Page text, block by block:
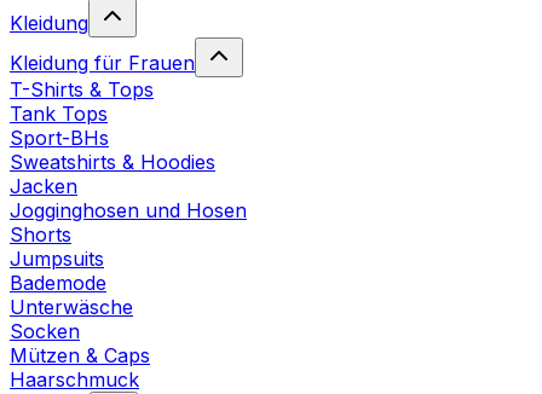
Kleidung
Kleidung für Frauen
T-Shirts & Tops
Tank Tops
Sport-BHs
Sweatshirts & Hoodies
Jacken
Jogginghosen und Hosen
Shorts
Jumpsuits
Bademode
Unterwäsche
Socken
Mützen & Caps
Haarschmuck